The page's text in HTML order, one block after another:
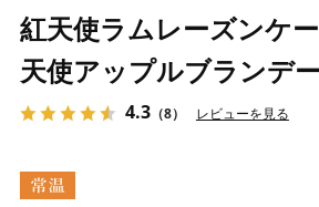
紅天使ラムレーズンケ
天使アップルブランデ
4.3（8） レビューを見る